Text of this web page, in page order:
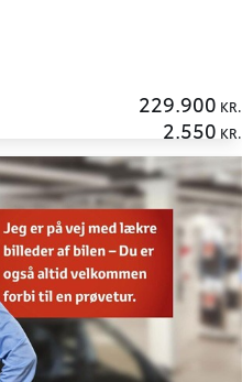
229.900 KR.
2.550 KR.